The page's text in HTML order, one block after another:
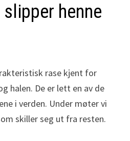
henne
rase kjent for
halen. De er lett en av de
i verden. Under møter vi
skiller seg ut fra resten.